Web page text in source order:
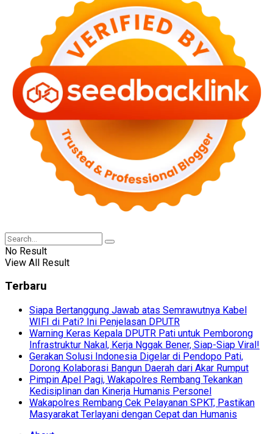
No Result
View All Result
Terbaru
Siapa Bertanggung Jawab atas Semrawutnya Kabel
WIFI di Pati? Ini Penjelasan DPUTR
Warning Keras Kepala DPUTR Pati untuk Pemborong
Infrastruktur Nakal, Kerja Nggak Bener, Siap-Siap Viral!
Gerakan Solusi Indonesia Digelar di Pendopo Pati,
Dorong Kolaborasi Bangun Daerah dari Akar Rumput
Pimpin Apel Pagi, Wakapolres Rembang Tekankan
Kedisiplinan dan Kinerja Humanis Personel
Wakapolres Rembang Cek Pelayanan SPKT, Pastikan
Masyarakat Terlayani dengan Cepat dan Humanis